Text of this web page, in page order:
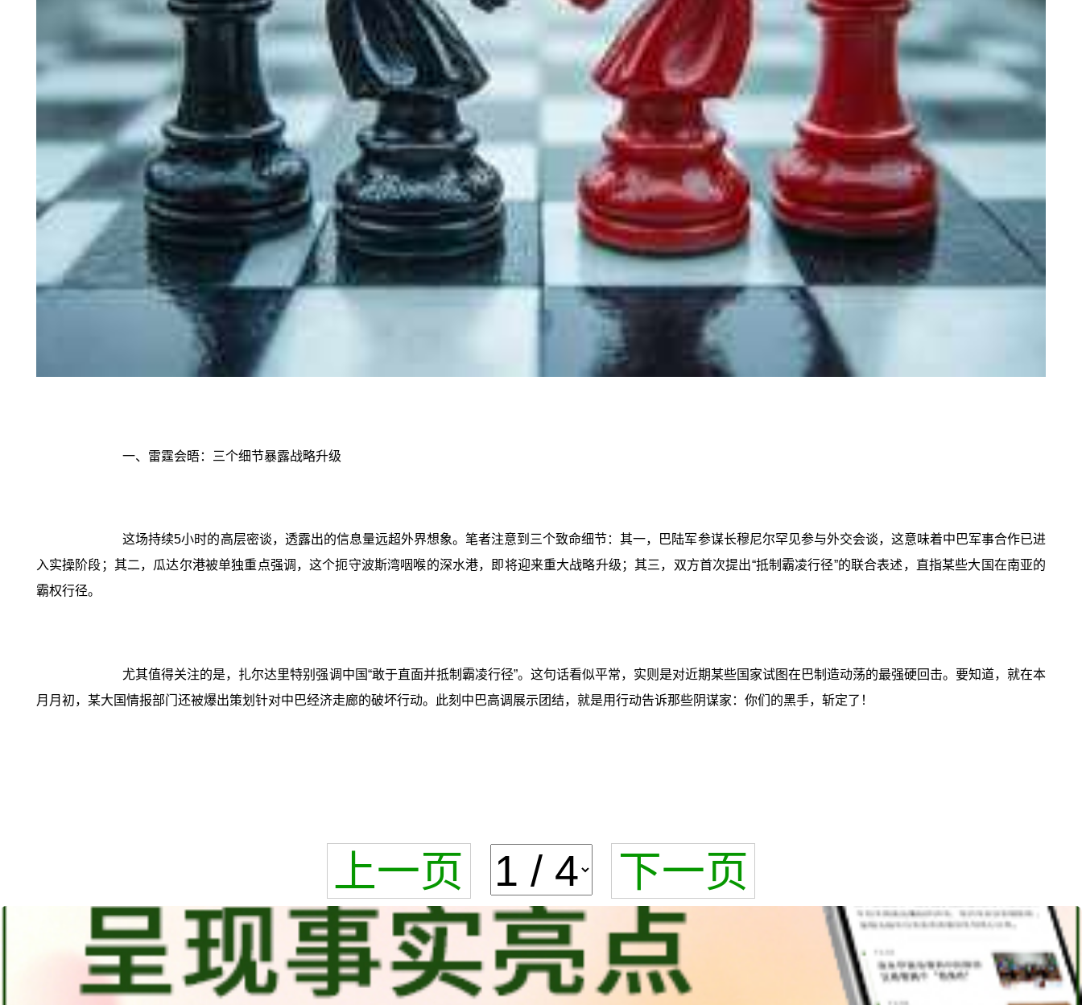
一、雷霆会晤：三个细节暴露战略升级
这场持续5小时的高层密谈，透露出的信息量远超外界想象。笔者注意到三个致命细节：其一，巴陆军参谋长穆尼尔罕见参与外交会谈，这意味着中巴军事合作已进
入实操阶段；其二，瓜达尔港被单独重点强调，这个扼守波斯湾咽喉的深水港，即将迎来重大战略升级；其三，双方首次提出“抵制霸凌行径”的联合表述，直指某些大国在南亚的
霸权行径。
尤其值得关注的是，扎尔达里特别强调中国“敢于直面并抵制霸凌行径”。这句话看似平常，实则是对近期某些国家试图在巴制造动荡的最强硬回击。要知道，就在本
月月初，某大国情报部门还被爆出策划针对中巴经济走廊的破坏行动。此刻中巴高调展示团结，就是用行动告诉那些阴谋家：你们的黑手，斩定了！
上一页 下一页